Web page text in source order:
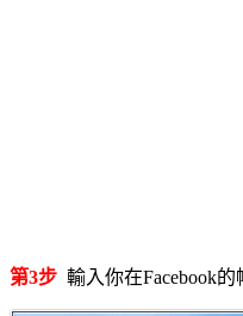
第3步 輸入你在Facebook